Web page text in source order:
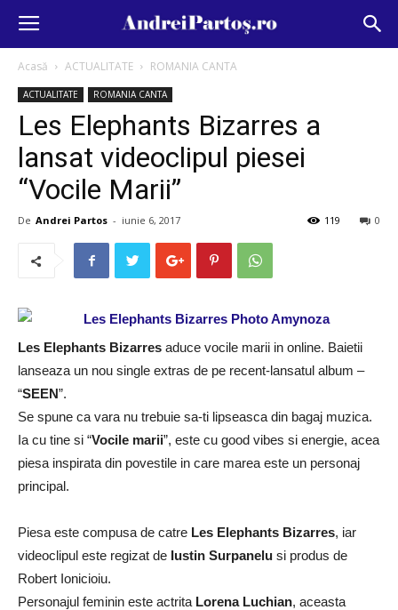
Acasă ACTUALITATE ROMANIA CANTA
ACTUALITATE ROMANIA CANTA
Les Elephants Bizarres a
lansat videoclipul piesei
“Vocile Marii”
De Andrei Partos - iunie 6, 2017 0
119
Les Elephants Bizarres aduce vocile marii in online. Baietii
lanseaza un nou single extras de pe recent-lansatul album –
“SEEN”.
Se spune ca vara nu trebuie sa-ti lipseasca din bagaj muzica.
Ia cu tine si “Vocile marii”, este cu good vibes si energie, acea
piesa inspirata din povestile in care marea este un personaj
principal.
Piesa este compusa de catre Les Elephants Bizarres, iar
videoclipul este regizat de Iustin Surpanelu si produs de
Robert Ionicioiu.
Personajul feminin este actrita Lorena Luchian, aceasta